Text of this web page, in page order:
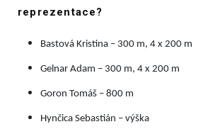
reprezentace?
Bastová Kristina – 300 m, 4 x 200 m
Gelnar Adam – 300 m, 4 x 200 m
Goron Tomáš – 800 m
Hynčica Sebastián – výška